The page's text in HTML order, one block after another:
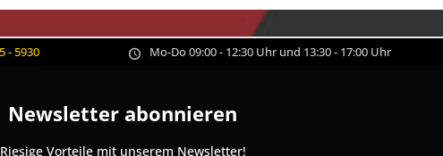
- 5930 Mo-Do 09:00 - 12:30 Uhr und 13:30 - 17:00 Uhr
Newsletter abonnieren
Riesige Vorteile mit unserem Newsletter!